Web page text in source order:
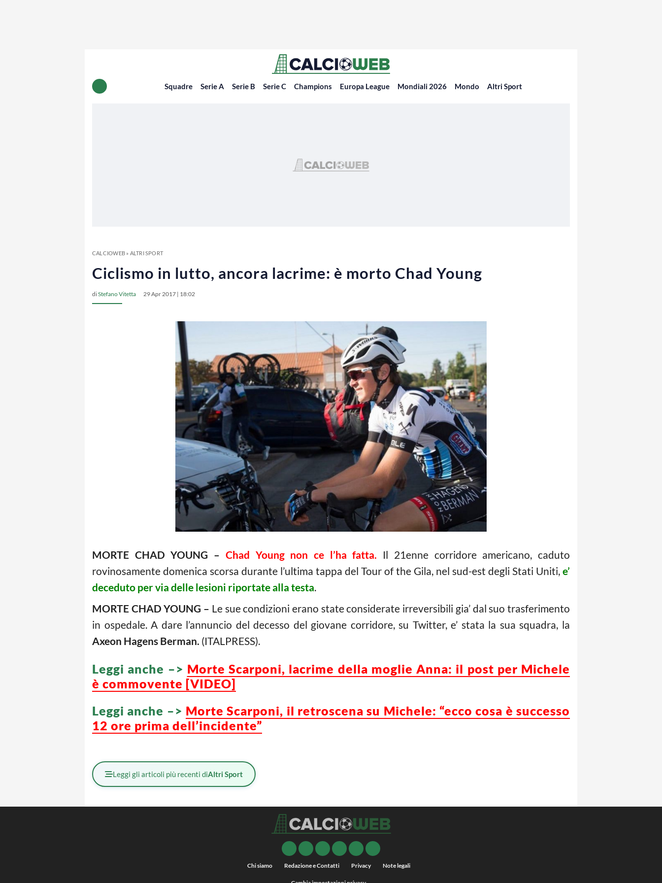
Squadre Serie A Serie B Serie C Champions Europa League Mondiali 2026 Mondo Altri Sport
CALCIOWEB» ALTRI SPORT
Ciclismo in lutto, ancora lacrime: è morto Chad Young
diStefano Vitetta 29 Apr 2017 | 18:02
MORTE CHAD YOUNG – Chad Young non ce l’ha fatta. Il 21enne corridore americano, caduto
rovinosamente domenica scorsa durante l’ultima tappa del Tour of the Gila, nel sud-est degli Stati Uniti, e’
deceduto per via delle lesioni riportate alla testa.
MORTE CHAD YOUNG – Le sue condizioni erano state considerate irreversibili gia’ dal suo trasferimento
in ospedale. A dare l’annuncio del decesso del giovane corridore, su Twitter, e’ stata la sua squadra, la
Axeon Hagens Berman. (ITALPRESS).
Leggi anche –> Morte Scarponi, lacrime della moglie Anna: il post per Michele
è commovente [VIDEO]
Leggi anche –> Morte Scarponi, il retroscena su Michele: “ecco cosa è successo
12 ore prima dell’incidente”
Leggi gli articoli più recenti diAltri Sport
Chi siamo Redazione e Contatti Privacy Note legali